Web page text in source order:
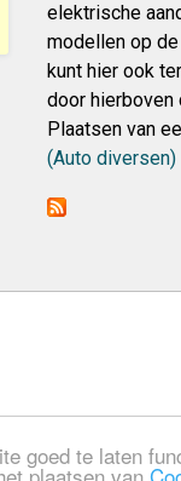
goed te laten
elektrische
modellen op
kunt hier ook
door hierboven
Plaatsen van
(Auto diversen)